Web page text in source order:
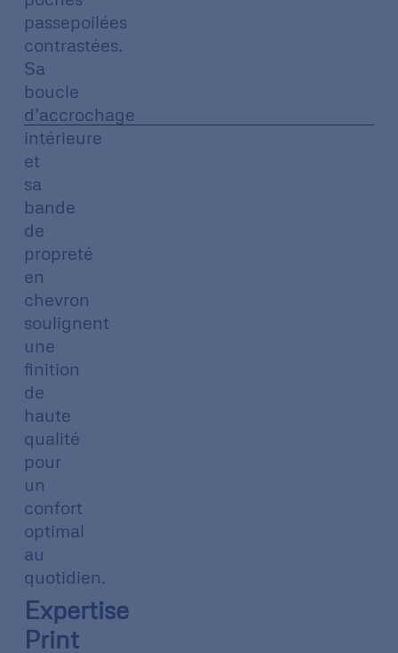
passepoilées
contrastées.
Sa
boucle
d’accrochage
intérieure
et
sa
bande
de
propreté
en
chevron
soulignent
une
finition
de
haute
qualité
pour
un
confort
optimal
au
quotidien.
Expertise
Print